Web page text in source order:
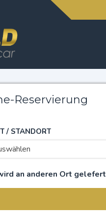
Reservierung
/ STANDORT
an anderen Ort gelefert